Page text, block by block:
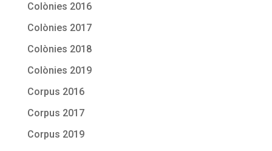
Colònies 2016
Colònies 2017
Colònies 2018
Colònies 2019
Corpus 2016
Corpus 2017
Corpus 2019